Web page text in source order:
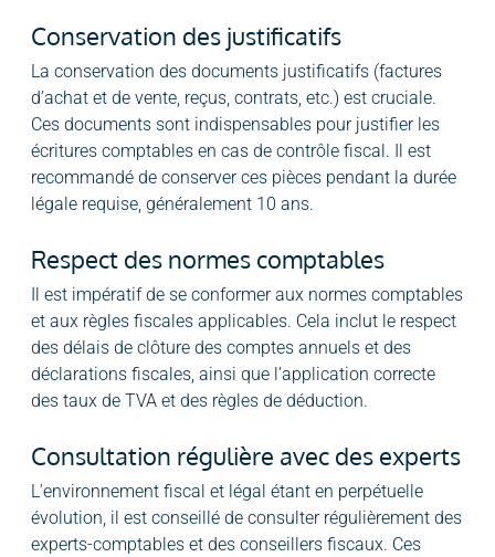
Conservation des justificatifs
La conservation des documents justificatifs (factures
d’achat et de vente, reçus, contrats, etc.) est cruciale.
Ces documents sont indispensables pour justifier les
écritures comptables en cas de contrôle fiscal. Il est
recommandé de conserver ces pièces pendant la durée
légale requise, généralement 10 ans.
Respect des normes comptables
Il est impératif de se conformer aux normes comptables
et aux règles fiscales applicables. Cela inclut le respect
des délais de clôture des comptes annuels et des
déclarations fiscales, ainsi que l’application correcte
des taux de TVA et des règles de déduction.
Consultation régulière avec des experts
L’environnement fiscal et légal étant en perpétuelle
évolution, il est conseillé de consulter régulièrement des
experts-comptables et des conseillers fiscaux. Ces